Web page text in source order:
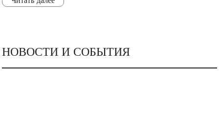
НОВОСТИ И СОБЫТИЯ